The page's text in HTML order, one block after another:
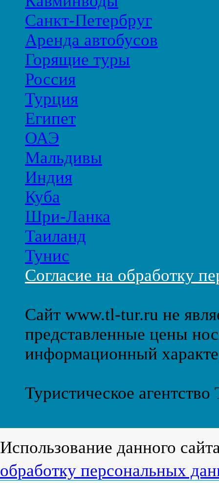
Санкт-Петербруг
Аренда автобусов
Горящие туры
Россия
Турция
Египет
ОАЭ
Мальдивы
Индия
Куба
Шри-Ланка
Таиланд
Тунис
Согласие на обработку
Сайт www.tl-tur.ru не
представленные цены
информационный
Туристическое
Использование данного
обработку персональных